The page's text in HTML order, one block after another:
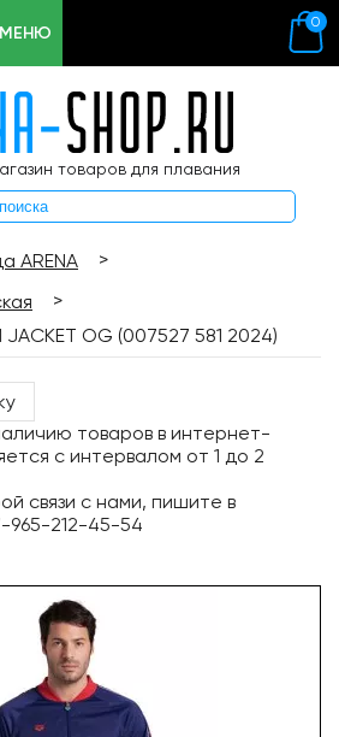
товаров для плавания
0
МЕНЮ
ARENA
>
>
JACKET OG (007527 581 2024)
товаров в интернет-
с интервалом от 1 до 2
связи с нами, пишите в
965-212-45-54